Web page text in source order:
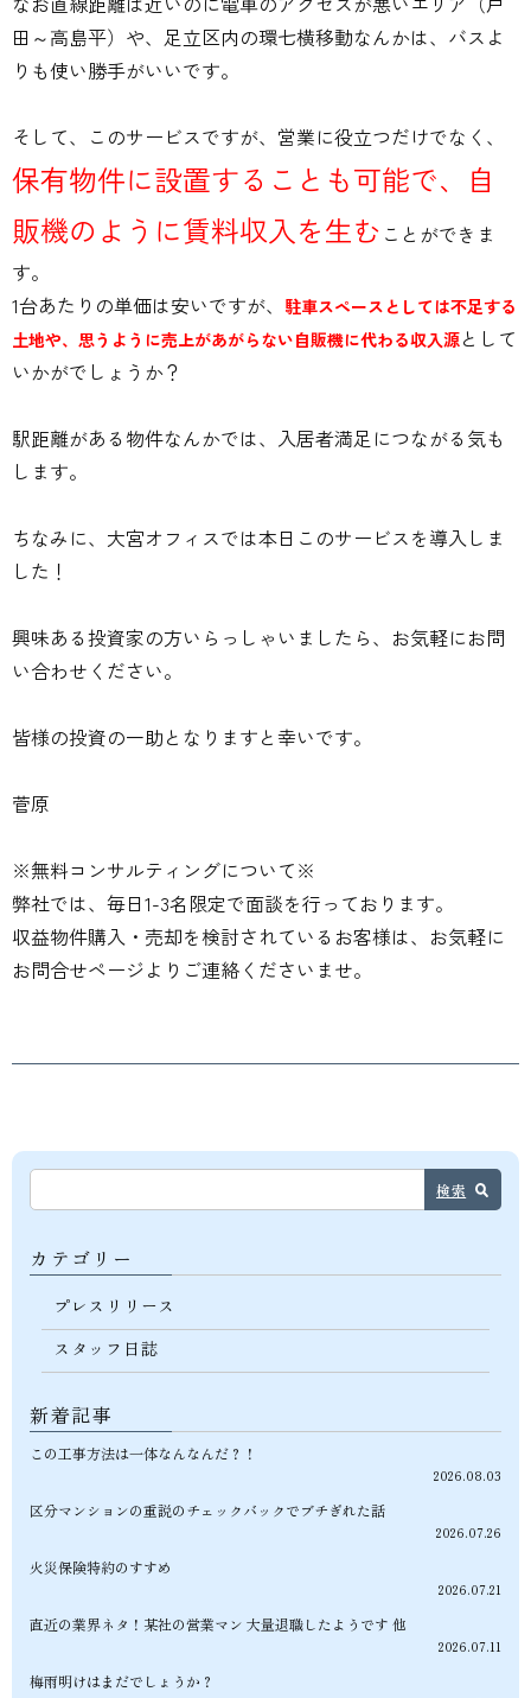
田～高島平）や、足立区内の環七横移動なんかは、バスよ
りも使い勝手がいいです。
そして、このサービスですが、営業に役立つだけでなく、
保有物件に設置することも可能で、自
販機のように賃料収入を生む ことができま
す。
1台あたりの単価は安いですが、 駐車スペースとしては不足する
土地や、思うように売上があがらない自販機に代わる収入源として
いかがでしょうか？
駅距離がある物件なんかでは、入居者満足につながる気も
します。
ちなみに、大宮オフィスでは本日このサービスを導入しま
した！
興味ある投資家の方いらっしゃいましたら、お気軽にお問
い合わせください。
皆様の投資の一助となりますと幸いです。
菅原
※無料コンサルティングについて※
弊社では、毎日1-3名限定で面談を行っております。
収益物件購入・売却を検討されているお客様は、お気軽に
お問合せページよりご連絡くださいませ。
検索
カテゴリー
プレスリリース
スタッフ日誌
新着記事
この工事方法は一体なんなんだ？！
2026.08.03
区分マンションの重説のチェックバックでブチぎれた話
2026.07.26
火災保険特約のすすめ
2026.07.21
直近の業界ネタ！某社の営業マン 大量退職したようです 他
2026.07.11
梅雨明けはまだでしょうか？